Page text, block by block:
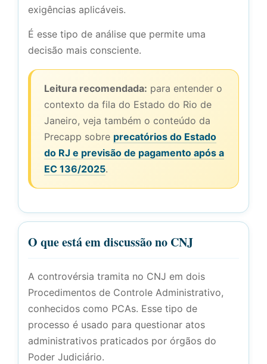
exigências aplicáveis.
É esse tipo de análise que permite uma
decisão mais consciente.
Leitura recomendada: para entender o
contexto da fila do Estado do Rio de
Janeiro, veja também o conteúdo da
Precapp sobre precatórios do Estado
do RJ e previsão de pagamento após a
EC 136/2025.
O que está em discussão no CNJ
A controvérsia tramita no CNJ em dois
Procedimentos de Controle Administrativo,
conhecidos como PCAs. Esse tipo de
processo é usado para questionar atos
administrativos praticados por órgãos do
Poder Judiciário.